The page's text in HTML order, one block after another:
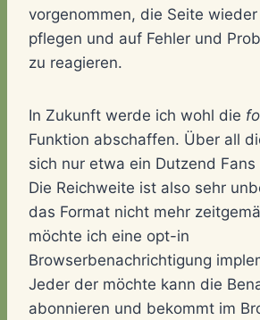
vorgenommen, die Seite
pflegen und auf Fehler und
zu reagieren.
In Zukunft werde ich wohl die
Funktion abschaffen. Über all
sich nur etwa ein Dutzend
Die Reichweite ist also sehr
das Format nicht mehr
möchte ich eine opt-in
Browserbenachrichtigung
Jeder der möchte kann die
abonnieren und bekommt im